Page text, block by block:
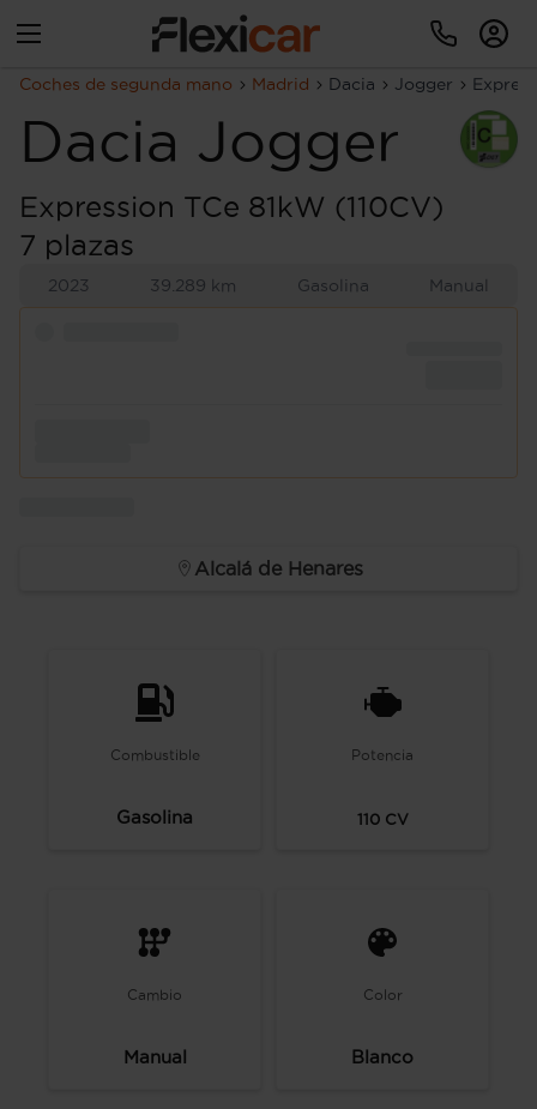
Coches de segunda mano Madrid Dacia Jogger
Dacia Jogger
Expression TCe 81kW (110CV)
7 plazas
2023 39.289 km Gasolina Manual
Alcalá de Henares
Combustible
Gasolina
Potencia
110CV
Cambio
Manual
Color
Blanco